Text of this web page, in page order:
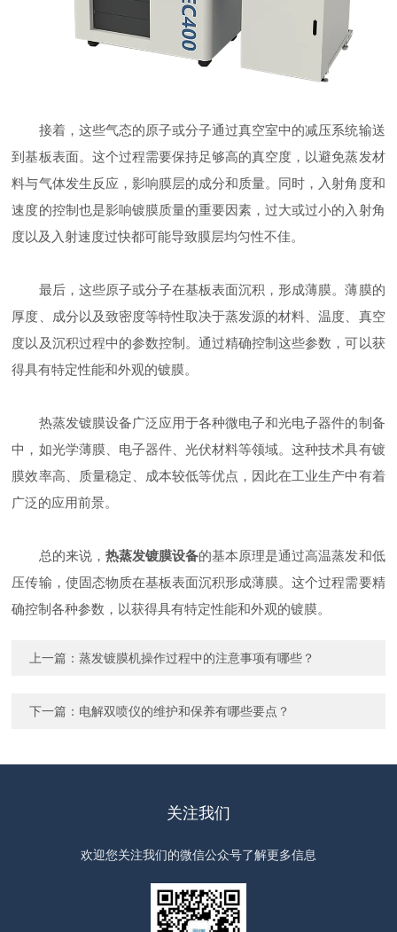
接着，这些气态的原子或分子通过真空室中的减压系统输送
到基板表面。这个过程需要保持足够高的真空度，以避免蒸发材
料与气体发生反应，影响膜层的成分和质量。同时，入射角度和
速度的控制也是影响镀膜质量的重要因素，过大或过小的入射角
度以及入射速度过快都可能导致膜层均匀性不佳。
最后，这些原子或分子在基板表面沉积，形成薄膜。薄膜的
厚度、成分以及致密度等特性取决于蒸发源的材料、温度、真空
度以及沉积过程中的参数控制。通过精确控制这些参数，可以获
得具有特定性能和外观的镀膜。
热蒸发镀膜设备广泛应用于各种微电子和光电子器件的制备
中，如光学薄膜、电子器件、光伏材料等领域。这种技术具有镀
膜效率高、质量稳定、成本较低等优点，因此在工业生产中有着
广泛的应用前景。
总的来说， 热蒸发镀膜设备的基本原理是通过高温蒸发和低
压传输，使固态物质在基板表面沉积形成薄膜。这个过程需要精
确控制各种参数，以获得具有特定性能和外观的镀膜。
上一篇：蒸发镀膜机操作过程中的注意事项有哪些？
下一篇： 电解双喷仪的维护和保养有哪些要点？
关注我们
欢迎您关注我们的微信公众号了解更多信息